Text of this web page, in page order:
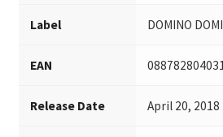
Label DOMINO
EAN
Release Date April 20, 2018